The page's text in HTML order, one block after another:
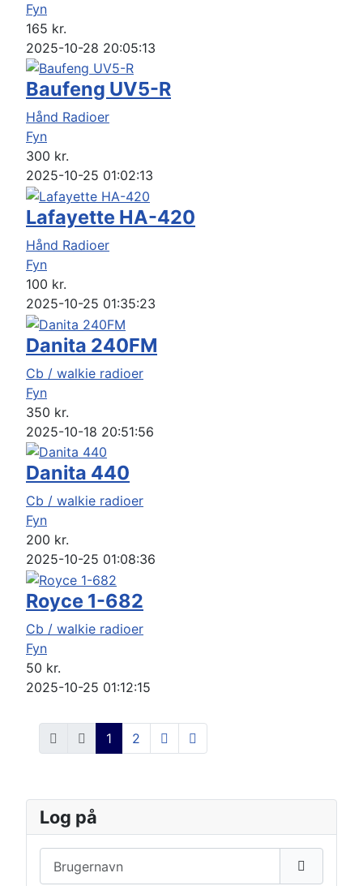
Fyn
165 kr.
2025-10-28 20:05:13
Baufeng UV5-R
Hånd Radioer
Fyn
300 kr.
2025-10-25 01:02:13
Lafayette HA-420
Hånd Radioer
Fyn
100 kr.
2025-10-25 01:35:23
Danita 240FM
Cb / walkie radioer
Fyn
350 kr.
2025-10-18 20:51:56
Danita 440
Cb / walkie radioer
Fyn
200 kr.
2025-10-25 01:08:36
Royce 1-682
Cb / walkie radioer
Fyn
50 kr.
2025-10-25 01:12:15
1 2
Log på